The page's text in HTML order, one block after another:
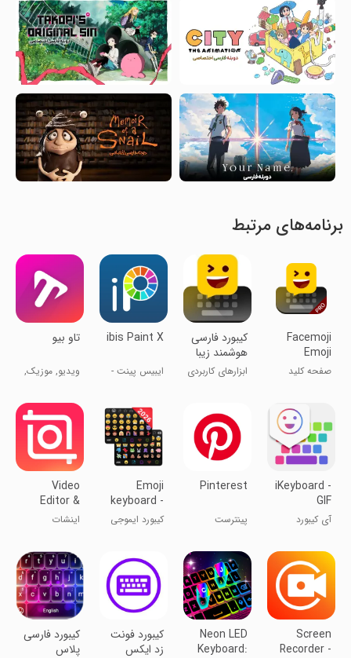
برنامه‌های مرتبط
Facemoji
Emoji
Keyboard
صفحه کلید
کیبورد فارسی
هوشمند زیبا
نویس
ابزارهای کاربردی
ibis Paint X
ایبیس پینت -
تاو بیو
ویدیو, موزیک,
iKeyboard -
GIF
keyboard,Funny
Emoji, FREE
آی کیبورد
Pinterest
پینترست
Emoji
keyboard -
Themes,
Fonts
کیبورد ایموجی
Video
Editor &
Maker -
اینشات
Screen
Recorder -
Neon LED
Keyboard:
کیبورد فونت
زد ایکس
کیبورد فارسی
پلاس